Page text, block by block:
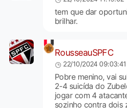
tem que dar
brilhar.
RousseauSPFC
22/10/2024 09:03:41
Pobre menino, vai
2-4 suicída do
jogar com 4
sozinho contra dois